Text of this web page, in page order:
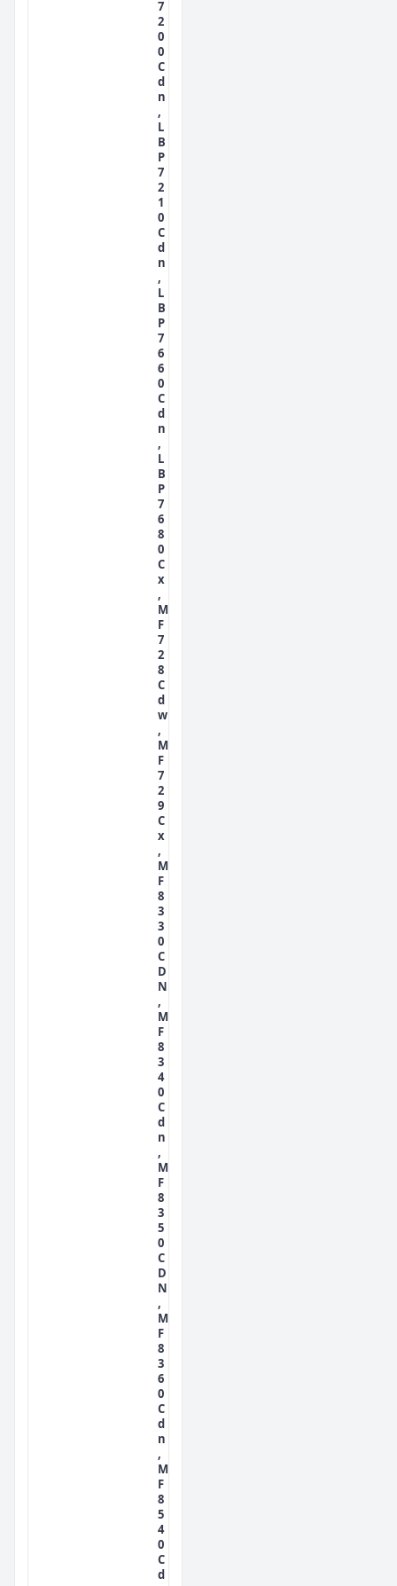
7
2
0
0
C
d
n
,
L
B
P
7
2
1
0
C
d
n
,
L
B
P
7
6
6
0
C
d
n
,
L
B
P
7
6
8
0
C
x
,
M
F
7
2
8
C
d
w
,
M
F
7
2
9
C
x
,
M
F
8
3
3
0
C
D
N
,
M
F
8
3
4
0
C
d
n
,
M
F
8
3
5
0
C
D
N
,
M
F
8
3
6
0
C
d
n
,
M
F
8
5
4
0
C
d